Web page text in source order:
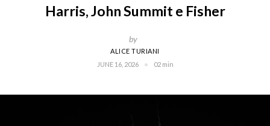
Harris, John Summit e Fisher
by
ALICE TURIANI
JUNE 16, 2026
02 min